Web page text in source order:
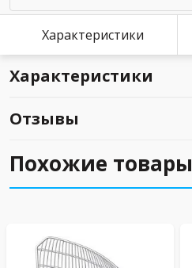
Характеристики
Характеристики
Отзывы
Похожие товары